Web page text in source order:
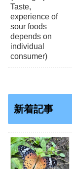
新着記事